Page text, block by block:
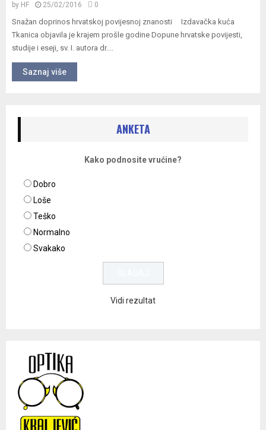
by HF 25/02/2016 0
Snažan doprinos hrvatskoj povijesnoj znanosti Izdavačka kuća
Tkanica objavila je krajem prošle godine Dopune hrvatske povijesti,
studije i eseji, sv. I. autora dr....
Saznaj više
ANKETA
Kako podnosite vrućine?
Dobro
Loše
Teško
Normalno
Svakako
Vidi rezultat